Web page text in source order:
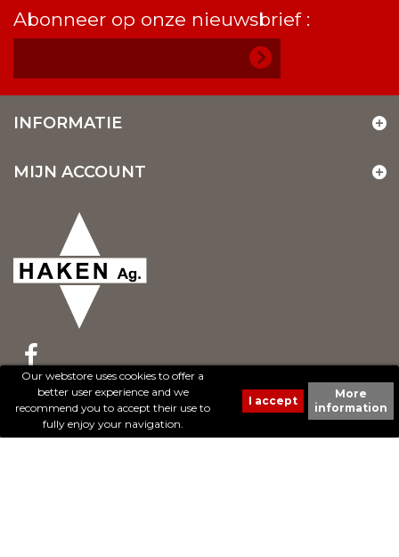
Our webstore uses cookies to offer a
better user experience and we
recommend you to accept their use to
fully enjoy your navigation.
More
information
Abonneer op onze nieuwsbrief :
INFORMATIE
MIJN ACCOUNT
© 2017 - Cheval Liberté. Tous droits réservés.
Création de sites Internet | ProduWeb